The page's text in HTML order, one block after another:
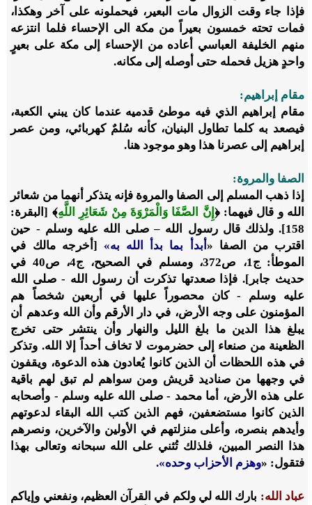
فإذا جاء وقت الزوال مات البعير، فيحملونه على آخر وهكذا،
فمات تحته خمسون بعيراً من مكة الى الإحساء فلما انتزعه
منهم الخليفة العباسي أعاده من الإحساء إلى مكة على بعيرٍ
واحدٍ هزيل فحمله حتى أوصله إلى مكانه.
مقام إبراهيم:
مقام إبراهيم الذي فيه موطئ قدميه عندما كان يبني الكعبة،
فيصعد به كلما تطاول البنيان، كأنه سُلمٌ كهربائي، ومن عصر
إبراهيم إلى عصرنا هذا وهو موجود هنا.
الصفا والمروة:
إذا ذهب المسلم إلى الصفا والمروة فإنه يتذكر أنهما من شعائر
الله و قال فيهما: ﴿ إِنَّ الصَّفَا وَالْمَرْوَةَ مِنْ شَعَائِرِ اللَّهِ﴾ [البقرة:
158]. ولذلك قال رسول الله – صلى الله عليه وسلم - حين
اقترب من الصفا « أبدأ بما بدأ الله به» [أخرجه مالك في
الموطأ: ج1، ص372، ومسلم في الصحيح، ج4، ص40 في
حديث جابر]. فإذا صعدتها تذكرت أن رسول الله - صلى الله
عليه وسلم - كان محصوراً عليها في أربعين شخصاً هم
المؤمنون على وجه الأرض، في دار الأرقم وأن الله وعدهم أن
يبلغ هذا الدين ما بلغ الليل والنهار وأن ينتشر حتى تخرج
الظعينة من صنعاء إلى حضرموت لا تخاف أحداً إلا الله. وتذكر
في هذه اللحظات أن الذين كانوا يُعادون هذه الدعوة، ويقفون
في وجهها من صناديد قريش ومن سواهم لم تبق لهم باقية
على هذه الأرض، أما محمد - صلى الله عليه وسلم - وأصحابه
الذين كانوا مستضعفين، فهم الذين كتب الله البقاء لدعوتهم
وأيدهم بنصره، وأعلى منزلتهم في الأولين والآخرين، ونصرهم
هذا النصر المبين، فلذلك تُثني على الله سبحانه وتعالى بهذا
فتقول: «وهزم الأحزاب وحده».
عباد الله: بارك الله لي ولكم في القرآن العظيم، ونفعني وإياكم